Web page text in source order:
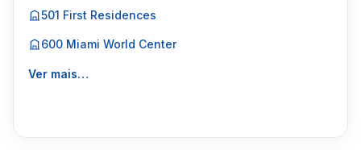
501 First Residences
600 Miami World Center
Ver mais…